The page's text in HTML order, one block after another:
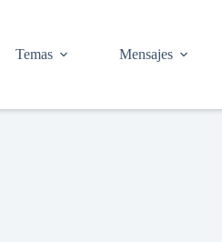
Temas Mensajes